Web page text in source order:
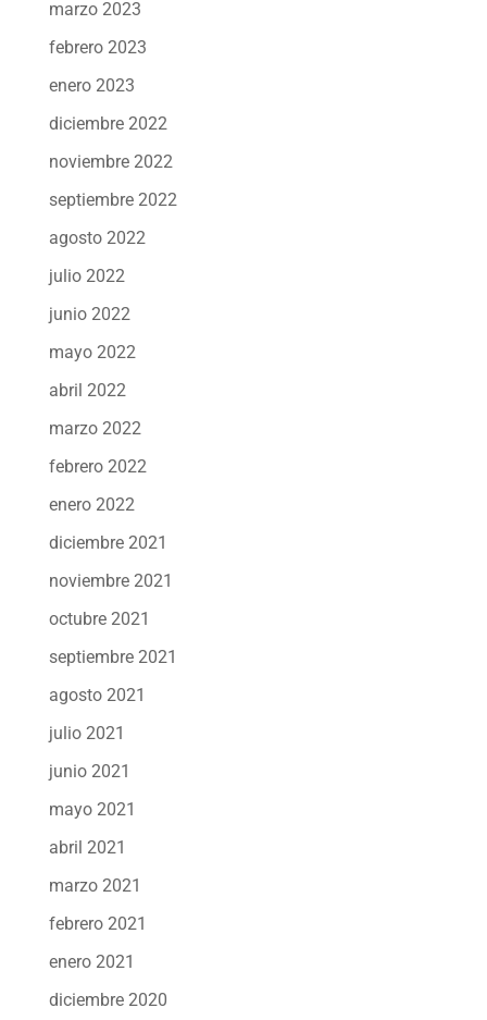
marzo 2023
febrero 2023
enero 2023
diciembre 2022
noviembre 2022
septiembre 2022
agosto 2022
julio 2022
junio 2022
mayo 2022
abril 2022
marzo 2022
febrero 2022
enero 2022
diciembre 2021
noviembre 2021
octubre 2021
septiembre 2021
agosto 2021
julio 2021
junio 2021
mayo 2021
abril 2021
marzo 2021
febrero 2021
enero 2021
diciembre 2020